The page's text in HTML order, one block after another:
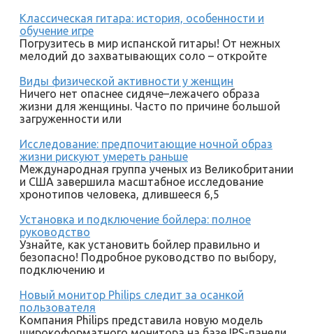
Классическая гитара: история, особенности и
обучение игре
Погрузитесь в мир испанской гитары! От нежных
мелодий до захватывающих соло – откройте
Виды физической активности у женщин
Ничего нет опаснее сидяче–лежачего образа
жизни для женщины. Часто по причине большой
загруженности или
Исследование: предпочитающие ночной образ
жизни рискуют умереть раньше
Международная группа ученых из Великобритании
и США завершила масштабное исследование
хронотипов человека, длившееся 6,5
Установка и подключение бойлера: полное
руководство
Узнайте, как установить бойлер правильно и
безопасно! Подробное руководство по выбору,
подключению и
Новый монитор Philips следит за осанкой
пользователя
Компания Philips представила новую модель